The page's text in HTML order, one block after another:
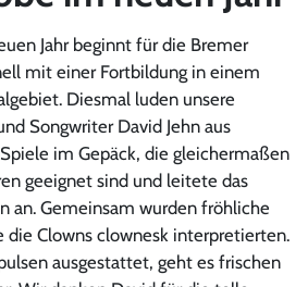
Jahr beginnt für die Bremer
mit einer Fortbildung in einem
Diesmal luden unsere
Songwriter David Jehn aus
im Gepäck, die gleichermaßen
geeignet sind und leitete das
an. Gemeinsam wurden fröhliche
die Clowns clownesk interpretierten.
ausgestattet, geht es frischen